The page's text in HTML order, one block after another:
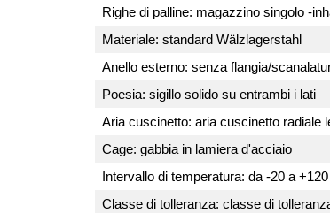
Righe di palline: magazzino singolo -
Materiale: standard Wälzlagerstahl
Anello esterno: senza flangia/
Poesia: sigillo solido su entrambi i lati
Aria cuscinetto: aria cuscinetto radiale
Cage: gabbia in lamiera d'acciaio
Intervallo di temperatura: da -20 a +120
Classe di tolleranza: classe di